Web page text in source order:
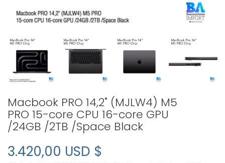
Macbook PRO 14,2" (MJLW4) M5
PRO 15-core CPU 16-core GPU
/24GB /2TB /Space Black
3.420,00 USD $